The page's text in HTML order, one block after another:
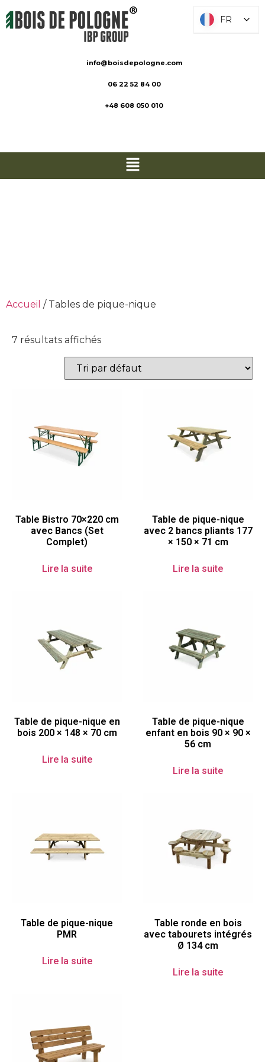
info@boisdepologne.com
06 22 52 84 00
+48 608 050 010
Accueil / Tables de pique-nique
7 résultats affichés
Table Bistro 70×220 cm
avec Bancs (Set
Complet)
Lire la suite
Table de pique-nique
avec 2 bancs pliants 177
× 150 × 71 cm
Lire la suite
Table de pique-nique en
bois 200 × 148 × 70 cm
Lire la suite
Table de pique-nique
enfant en bois 90 × 90 ×
56 cm
Lire la suite
Table de pique-nique
PMR
Lire la suite
Table ronde en bois
avec tabourets intégrés
Ø 134 cm
Lire la suite
FR
FR